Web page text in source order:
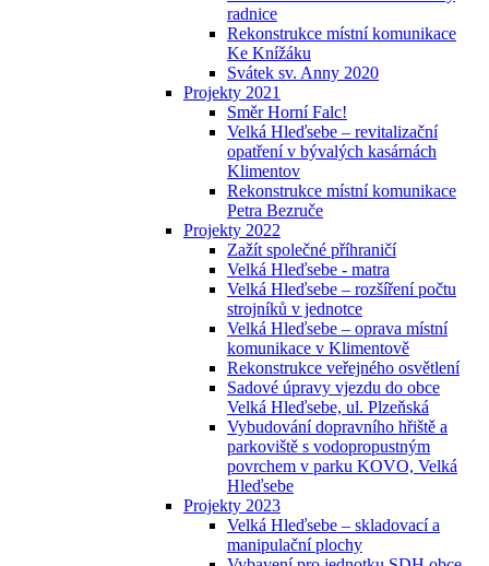
radnice
Rekonstrukce místní komunikace
Ke Knížáku
Svátek sv. Anny 2020
Projekty 2021
Směr Horní Falc!
Velká Hleďsebe – revitalizační
opatření v bývalých kasárnách
Klimentov
Rekonstrukce místní komunikace
Petra Bezruče
Projekty 2022
Zažít společné příhraničí
Velká Hleďsebe - matra
Velká Hleďsebe – rozšíření počtu
strojníků v jednotce
Velká Hleďsebe – oprava místní
komunikace v Klimentově
Rekonstrukce veřejného osvětlení
Sadové úpravy vjezdu do obce
Velká Hleďsebe, ul. Plzeňská
Vybudování dopravního hřiště a
parkoviště s vodopropustným
povrchem v parku KOVO, Velká
Hleďsebe
Projekty 2023
Velká Hleďsebe – skladovací a
manipulační plochy